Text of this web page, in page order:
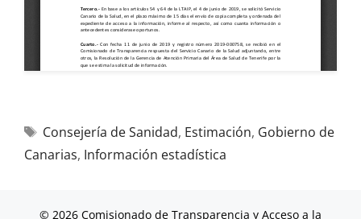
Consejería de Sanidad, Estimación, Gobierno de
Canarias, Información estadística
© 2026 Comisionado de Transparencia y Acceso a la